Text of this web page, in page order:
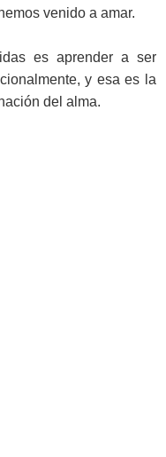
venido a amar.
es aprender a ser
y esa es la
del alma.